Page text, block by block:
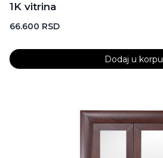
1K vitrina
66.600 RSD
Dodaj u korpu